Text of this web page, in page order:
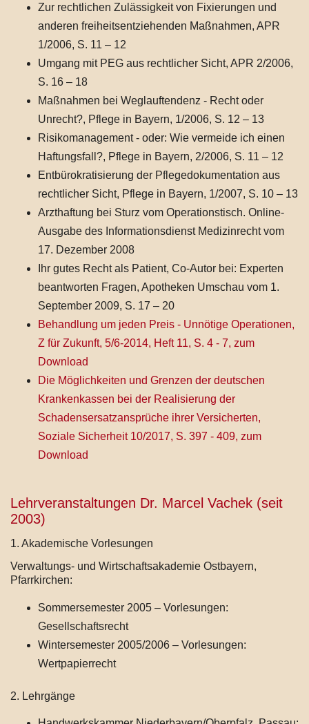
Zur rechtlichen Zulässigkeit von Fixierungen und
anderen freiheitsentziehenden Maßnahmen, APR
1/2006, S. 11 – 12
Umgang mit PEG aus rechtlicher Sicht, APR 2/2006,
S. 16 – 18
Maßnahmen bei Weglauftendenz - Recht oder
Unrecht?, Pflege in Bayern, 1/2006, S. 12 – 13
Risikomanagement - oder: Wie vermeide ich einen
Haftungsfall?, Pflege in Bayern, 2/2006, S. 11 – 12
Entbürokratisierung der Pflegedokumentation aus
rechtlicher Sicht, Pflege in Bayern, 1/2007, S. 10 – 13
Arzthaftung bei Sturz vom Operationstisch. Online-
Ausgabe des Informationsdienst Medizinrecht vom
17. Dezember 2008
Ihr gutes Recht als Patient, Co-Autor bei: Experten
beantworten Fragen, Apotheken Umschau vom 1.
September 2009, S. 17 – 20
Behandlung um jeden Preis - Unnötige Operationen,
Z für Zukunft, 5/6-2014, Heft 11, S. 4 - 7, zum
Download
Die Möglichkeiten und Grenzen der deutschen
Krankenkassen bei der Realisierung der
Schadensersatzansprüche ihrer Versicherten,
Soziale Sicherheit 10/2017, S. 397 - 409, zum
Download
Lehrveranstaltungen Dr. Marcel Vachek (seit
2003)
1. Akademische Vorlesungen
Verwaltungs- und Wirtschaftsakademie Ostbayern,
Pfarrkirchen:
Sommersemester 2005 – Vorlesungen:
Gesellschaftsrecht
Wintersemester 2005/2006 – Vorlesungen:
Wertpapierrecht
2. Lehrgänge